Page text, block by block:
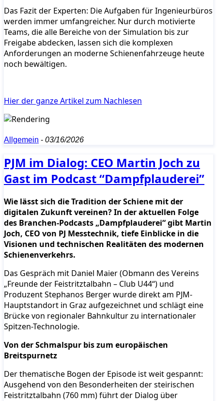
Das Fazit der Experten: Die Aufgaben für Ingenieurbüros
werden immer umfangreicher. Nur durch motivierte
Teams, die alle Bereiche von der Simulation bis zur
Freigabe abdecken, lassen sich die komplexen
Anforderungen an moderne Schienenfahrzeuge heute
noch bewältigen.
Hier der ganze Artikel zum Nachlesen
Allgemein - 03/16/2026
PJM im Dialog: CEO Martin Joch zu
Gast im Podcast “Dampfplauderei”
Wie lässt sich die Tradition der Schiene mit der
digitalen Zukunft vereinen? In der aktuellen Folge
des Branchen-Podcasts „Dampfplauderei“ gibt Martin
Joch, CEO von PJ Messtechnik, tiefe Einblicke in die
Visionen und technischen Realitäten des modernen
Schienenverkehrs.
Das Gespräch mit Daniel Maier (Obmann des Vereins
„Freunde der Feistritztalbahn – Club U44“) und
Produzent Stephanos Berger wurde direkt am PJM-
Hauptstandort in Graz aufgezeichnet und schlägt eine
Brücke von regionaler Bahnkultur zu internationaler
Spitzen-Technologie.
Von der Schmalspur bis zum europäischen
Breitspurnetz
Der thematische Bogen der Episode ist weit gespannt:
Ausgehend von den Besonderheiten der steirischen
Feistritztalbahn (760 mm) führt der Dialog über